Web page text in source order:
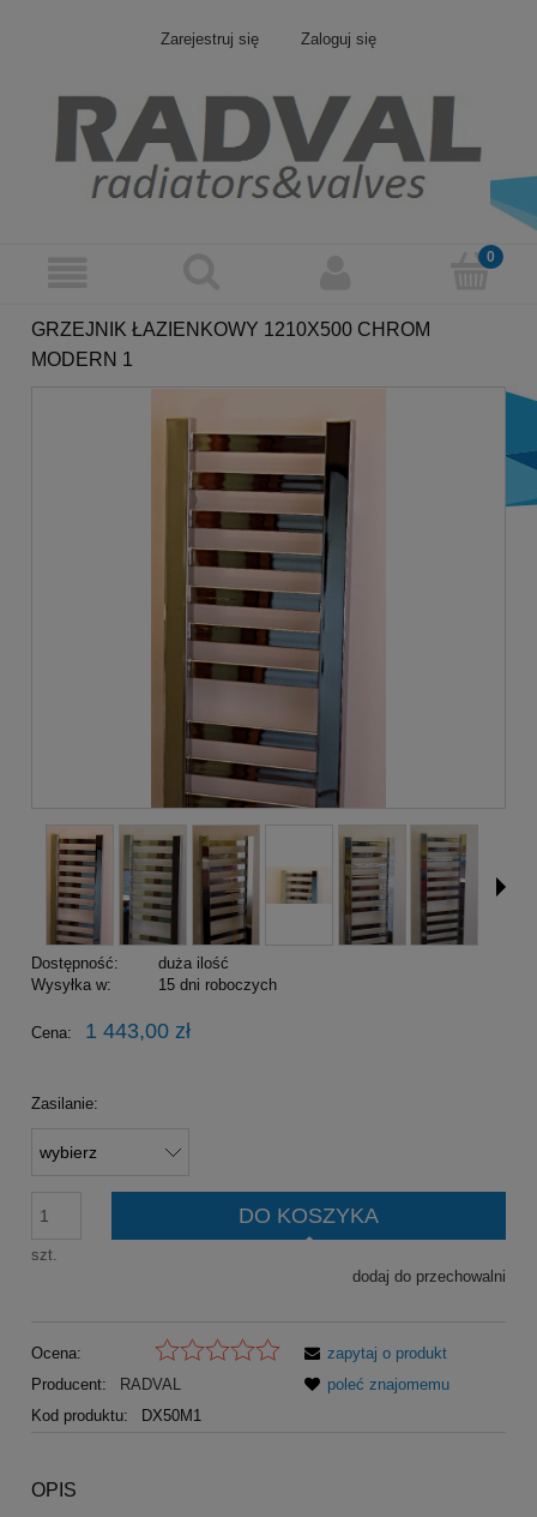
Zarejestruj się Zaloguj się
GRZEJNIK ŁAZIENKOWY 1210X500 CHROM
MODERN 1
Dostępność:
duża ilość
Wysyłka w:
15 dni roboczych
Cena: 1 443,00 zł
Zasilanie:
szt.
DO KOSZYKA
dodaj do przechowalni
Ocena:
Producent:
RADVAL
Kod produktu:
DX50M1
zapytaj o produkt
poleć znajomemu
OPIS